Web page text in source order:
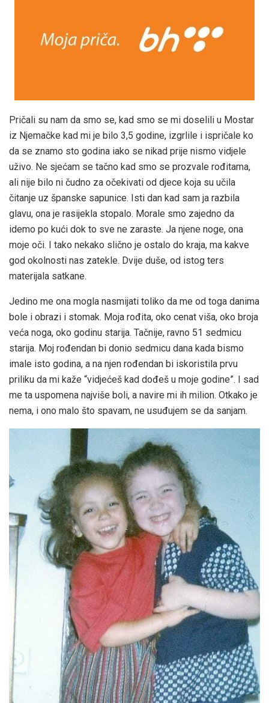
Pričali su nam da smo se, kad smo se mi doselili u Mostar
iz Njemačke kad mi je bilo 3,5 godine, izgrlile i ispričale ko
da se znamo sto godina iako se nikad prije nismo vidjele
uživo. Ne sjećam se tačno kad smo se prozvale rođitama,
ali nije bilo ni čudno za očekivati od djece koja su učila
čitanje uz španske sapunice. Isti dan kad sam ja razbila
glavu, ona je rasijekla stopalo. Morale smo zajedno da
idemo po kući dok to sve ne zaraste. Ja njene noge, ona
moje oči. I tako nekako slično je ostalo do kraja, ma kakve
god okolnosti nas zatekle. Dvije duše, od istog ters
materijala satkane.
Jedino me ona mogla nasmijati toliko da me od toga danima
bole i obrazi i stomak. Moja rođita, oko cenat viša, oko broja
veća noga, oko godinu starija. Tačnije, ravno 51 sedmicu
starija. Moj rođendan bi donio sedmicu dana kada bismo
imale isto godina, a na njen rođendan bi iskoristila prvu
priliku da mi kaže “vidjećeš kad dođeš u moje godine”. I sad
me ta uspomena najviše boli, a navire mi ih milion. Otkako je
nema, i ono malo što spavam, ne usuđujem se da sanjam.